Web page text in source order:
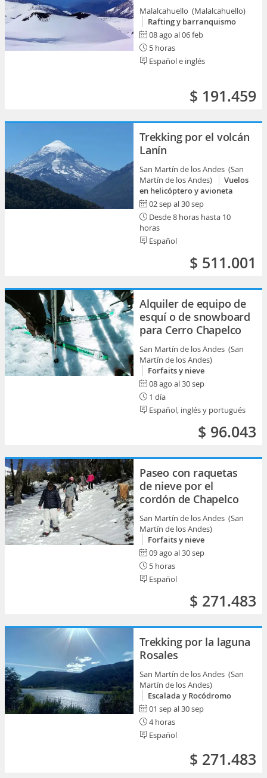
Malalcahuello (Malalcahuello)
Rafting y barranquismo
08 ago al 06 feb
5 horas
Español e inglés
$ 191.459
Trekking por el volcán
Lanín
San Martín de los Andes (San
Martín de los Andes)
Vuelos
en helicóptero y avioneta
02 sep al 30 sep
Desde 8 horas hasta 10
horas
Español
$ 511.001
Alquiler de equipo de
esquí o de snowboard
para Cerro Chapelco
San Martín de los Andes (San
Martín de los Andes)
Forfaits y nieve
08 ago al 30 sep
1 día
Español, inglés y portugués
$ 96.043
Paseo con raquetas
de nieve por el
cordón de Chapelco
San Martín de los Andes (San
Martín de los Andes)
Forfaits y nieve
09 ago al 30 sep
5 horas
Español
$ 271.483
Trekking por la laguna
Rosales
San Martín de los Andes (San
Martín de los Andes)
Escalada y Rocódromo
01 sep al 30 sep
4 horas
Español
$ 271.483